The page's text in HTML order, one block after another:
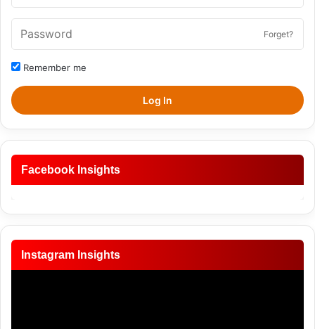
Forget?
Remember me
Log In
Facebook Insights
Instagram Insights